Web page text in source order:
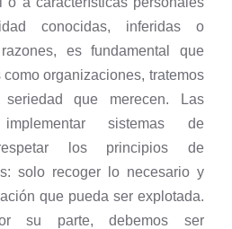
conocidas, inferidas o
es fundamental que
organizaciones, tratemos
que merecen. Las
sistemas de
los principios de
solo recoger lo necesario y
que pueda ser explotada.
su parte, debemos ser